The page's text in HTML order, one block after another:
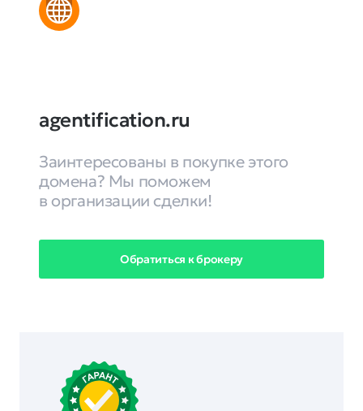
agentification.ru
Заинтересованы в покупке этого
домена? Мы поможем
в организации сделки!
Обратиться к брокеру